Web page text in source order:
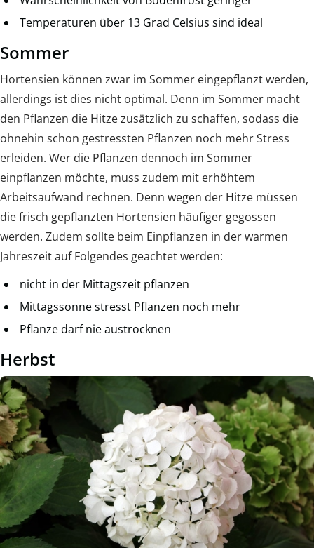
Temperaturen über 13 Grad Celsius sind ideal
Sommer
Hortensien können zwar im Sommer eingepflanzt werden,
allerdings ist dies nicht optimal. Denn im Sommer macht
den Pflanzen die Hitze zusätzlich zu schaffen, sodass die
ohnehin schon gestressten Pflanzen noch mehr Stress
erleiden. Wer die Pflanzen dennoch im Sommer
einpflanzen möchte, muss zudem mit erhöhtem
Arbeitsaufwand rechnen. Denn wegen der Hitze müssen
die frisch gepflanzten Hortensien häufiger gegossen
werden. Zudem sollte beim Einpflanzen in der warmen
Jahreszeit auf Folgendes geachtet werden:
nicht in der Mittagszeit pflanzen
Mittagssonne stresst Pflanzen noch mehr
Pflanze darf nie austrocknen
Herbst